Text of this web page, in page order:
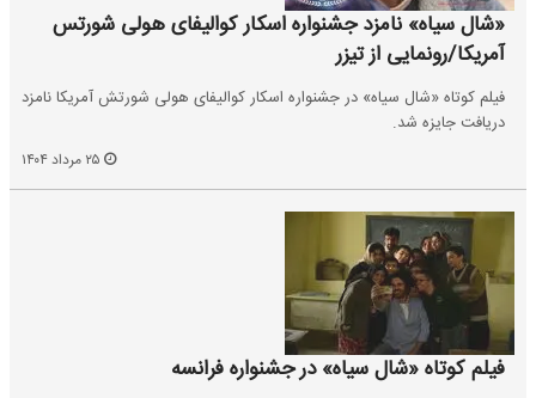
«شال سیاه» نامزد جشنواره اسکار کوالیفای هولی شورتس
آمریکا/رونمایی از تیزر
فیلم کوتاه «شال سیاه» در جشنواره اسکار کوالیفای هولی شورتش آمریکا نامزد
دریافت جایزه شد.
فیلم کوتاه «شال سیاه» در جشنواره فرانسه